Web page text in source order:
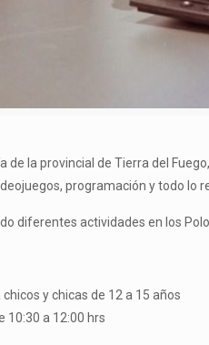
de la provincial de Tierra del
programación y todo lo
diferentes actividades en los
y chicas de 12 a 15 años
10:30 a 12:00 hrs